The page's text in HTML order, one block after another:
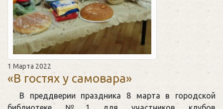
1 Марта 2022
«В гостях у самовара»
В преддверии праздника 8 марта в городской